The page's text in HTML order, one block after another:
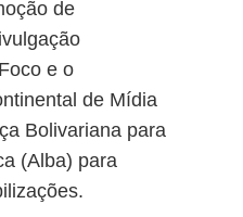
de
e o
de Mídia
Bolivariana para
(Alba) para